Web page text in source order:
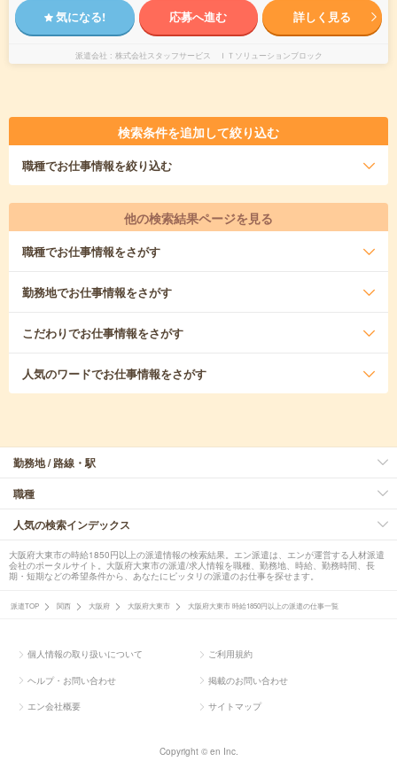
気になる! 応募へ進む 詳しく見る
派遣会社 株式会社スタッフサービス ＩＴソリューションブロック
検索条件を追加して絞り込む
職種でお仕事情報を絞り込む
他の検索結果ページを見る
職種でお仕事情報をさがす
勤務地でお仕事情報をさがす
こだわりでお仕事情報をさがす
人気のワードでお仕事情報をさがす
勤務地 / 路線・駅
職種
人気の検索インデックス
大阪府大東市の時給1850円以上の派遣情報の検索結果。エン派遣は、エンが運営する人材派遣
会社のポータルサイト。大阪府大東市の派遣/求人情報を職種、勤務地、時給、勤務時間、長
期・短期などの希望条件から、あなたにピッタリの派遣のお仕事を探せます。
派遣TOP 関西 大阪府 大阪府大東市 大阪府大東市 時給1850円以上の派遣の仕事一覧
個人情報の取り扱いについて ご利用規約
ヘルプ・お問い合わせ 掲載のお問い合わせ
エン会社概要 サイトマップ
Copyright © en Inc.